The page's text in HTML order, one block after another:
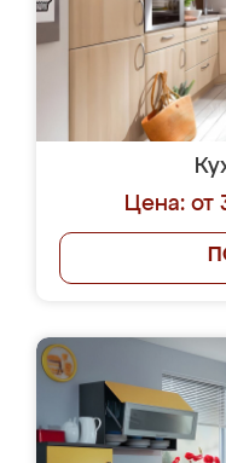
Цена: от